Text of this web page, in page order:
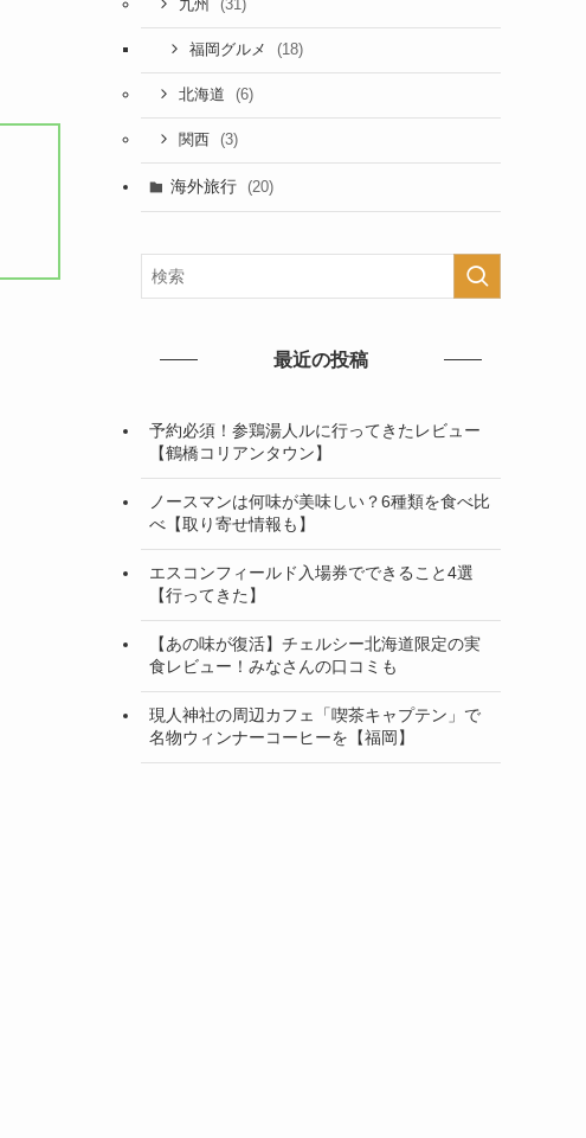
九州 (31)
福岡グルメ (18)
北海道 (6)
関西 (3)
海外旅行 (20)
最近の投稿
予約必須！参鶏湯人ルに行ってきたレビュー
【鶴橋コリアンタウン】
ノースマンは何味が美味しい？6種類を食べ比
べ【取り寄せ情報も】
エスコンフィールド入場券でできること4選
【行ってきた】
【あの味が復活】チェルシー北海道限定の実
食レビュー！みなさんの口コミも
現人神社の周辺カフェ「喫茶キャプテン」で
名物ウィンナーコーヒーを【福岡】